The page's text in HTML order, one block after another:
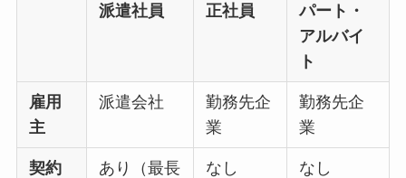
派遣社員 正社員
パート・
アルバイ
ト
雇用
主
派遣会社
勤務先企
業
勤務先企
業
契約
あり
（最長
なし なし